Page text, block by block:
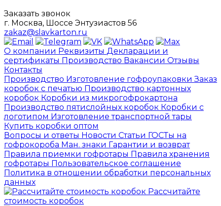
Заказать звонок
г. Москва, Шоссе Энтузиастов 56
zakaz@slavkarton.ru
О компании Реквизиты Декларации и
сертификаты Производство Вакансии Отзывы
Контакты
Производство Изготовление гофроупаковкиЗаказ
коробок с печатью Производство картонных
коробок Коробки из микрогофрокартона
Производство пятислойных коробок Коробки с
логотипом Изготовление транспортной тары
Купить коробки оптом
Вопросы и ответы Новости Статьи ГОСТы на
гофрокороба Ман. знаки Гарантии и возврат
Правила приемки гофротары Правила хранения
гофротары Пользовательское соглашение
Политика в отношении обработки персональных
данных
Рассчитайте
стоимость коробок